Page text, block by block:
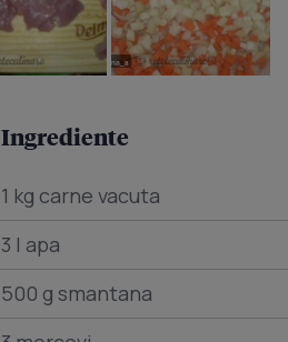
Ingrediente
1 kg carne vacuta
3 l apa
500 g smantana